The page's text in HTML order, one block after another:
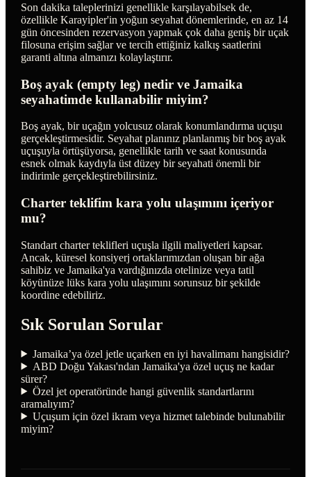
Son dakika taleplerinizi genellikle karşılayabilsek de,
özellikle Karayipler'in yoğun seyahat dönemlerinde, en az 14
gün öncesinden rezervasyon yapmak çok daha geniş bir uçak
filosuna erişim sağlar ve tercih ettiğiniz kalkış saatlerini
garanti altına almanızı kolaylaştırır.
Boş ayak (empty leg) nedir ve Jamaika
seyahatimde kullanabilir miyim?
Boş ayak, bir uçağın yolcusuz olarak konumlandırma uçuşu
gerçekleştirmesidir. Seyahat planınız planlanmış bir boş ayak
uçuşuyla örtüşüyorsa, genellikle tarih ve saat konusunda
esnek olmak kaydıyla üst düzey bir seyahati önemli bir
indirimle gerçekleştirebilirsiniz.
Charter teklifim kara yolu ulaşımını içeriyor
mu?
Standart charter teklifleri uçuşla ilgili maliyetleri kapsar.
Ancak, küresel konsiyerj ortaklarımızdan oluşan bir ağa
sahibiz ve Jamaika'ya vardığınızda otelinize veya tatil
köyünüze lüks kara yolu ulaşımını sorunsuz bir şekilde
koordine edebiliriz.
Sık Sorulan Sorular
Jamaika’ya özel jetle uçarken en iyi havalimanı hangisidir?
ABD Doğu Yakası'ndan Jamaika'ya özel uçuş ne kadar
sürer?
Özel jet operatöründe hangi güvenlik standartlarını
aramalıyım?
Uçuşum için özel ikram veya hizmet talebinde bulunabilir
miyim?